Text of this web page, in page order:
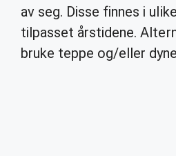
av seg. Disse finnes i
tilpasset årstidene.
bruke teppe og/eller